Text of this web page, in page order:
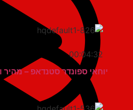
00:04:32
יוחאי ספונדר סטנדאפ – מהיר ופרחוני